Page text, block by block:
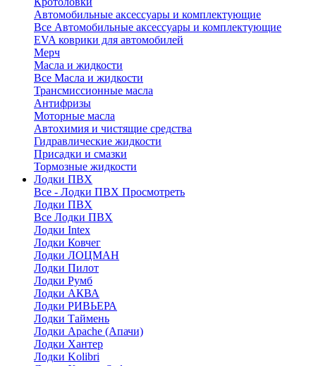
Автомобильные аксессуары и комплектующие
Все Автомобильные аксессуары и комплектующие
EVA коврики для автомобилей
Мерч
Масла и жидкости
Все Масла и жидкости
Трансмиссионные масла
Антифризы
Моторные масла
Автохимия и чистящие средства
Гидравлические жидкости
Присадки и смазки
Тормозные жидкости
Лодки ПВХ
Все - Лодки ПВХ Просмотреть
Лодки ПВХ
Все Лодки ПВХ
Лодки Intex
Лодки Ковчег
Лодки ЛОЦМАН
Лодки Пилот
Лодки Румб
Лодки АКВА
Лодки РИВЬЕРА
Лодки Таймень
Лодки Apache (Апачи)
Лодки Хантер
Лодки Kolibri